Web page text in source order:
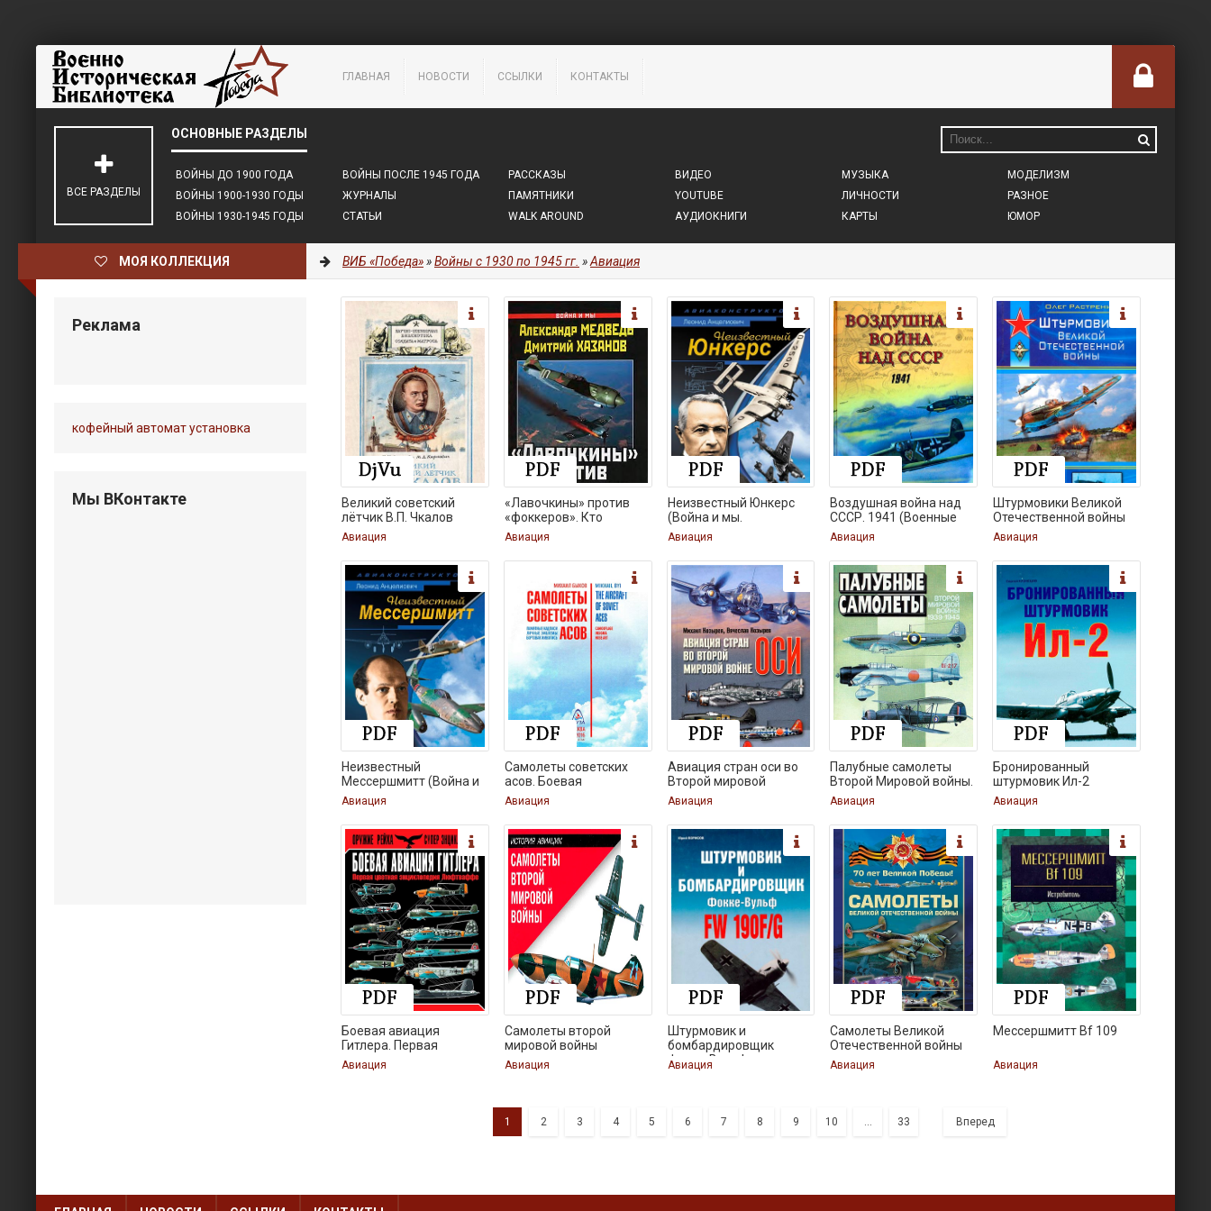
ГЛАВНАЯ НОВОСТИ ССЫЛКИ КОНТАКТЫ
ВОЙНЫ ДО 1900 ГОДА
ВОЙНЫ 1900-1930 ГОДЫ
ВОЙНЫ 1930-1945 ГОДЫ
ВОЙНЫ ПОСЛЕ 1945 ГОДА
ЖУРНАЛЫ
СТАТЬИ
РАССКАЗЫ
ПАМЯТНИКИ
WALK AROUND
ВИДЕО
YOUTUBE
АУДИОКНИГИ
МУЗЫКА
ЛИЧНОСТИ
КАРТЫ
МОДЕЛИЗМ
РАЗНОЕ
ЮМОР
ВСЕ РАЗДЕЛЫ
МОЯ КОЛЛЕКЦИЯ ВИБ «Победа»»Войны с 1930 по 1945 гг. »Авиация
Великий советский
лётчик В.П. Чкалов
Авиация
«Лавочкины» против
«фоккеров». Кто
Авиация
Неизвестный Юнкерс
(Война и мы.
Авиация
Воздушная война над
СССР. 1941 (Военные
Авиация
Штурмовики Великой
Отечественной войны
Авиация
Неизвестный
Мессершмитт (Война и
мы.
Авиация
Самолеты советских
асов. Боевая
Авиация
Авиация стран оси во
Второй мировой
Авиация
Палубные самолеты
Второй Мировой войны.
Авиация
Бронированный
штурмовик Ил-2
Авиация
Боевая авиация
Гитлера. Первая
цветная
Авиация
Самолеты второй
мировой войны
Авиация
Штурмовик и
бомбардировщик
Фокке-Вульф
Авиация
Самолеты Великой
Отечественной войны
Авиация
Мессершмитт Bf 109
Авиация
1 2 3 4 5 6 7 8 9 10 ... 33 Вперед
Реклама
кофейный автомат установка
Мы ВКонтакте